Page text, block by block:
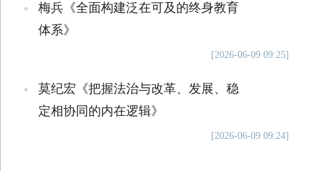
梅兵《全面构建泛在可及的终身教育
体系》
[2026-06-09 09:25]
莫纪宏《把握法治与改革、发展、稳
定相协同的内在逻辑》
[2026-06-09 09:24]